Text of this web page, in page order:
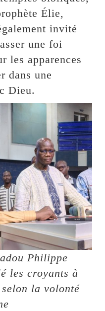
Élie,
invité
une foi
les apparences
dans une
Dieu.
Philippe
les croyants à
la volonté